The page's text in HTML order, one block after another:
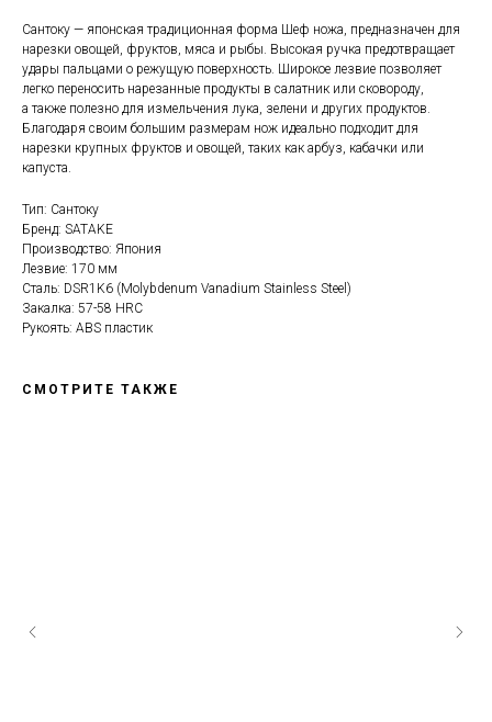
Сантоку — японская традиционная форма Шеф ножа, предназначен для
нарезки овощей, фруктов, мяса и рыбы. Высокая ручка предотвращает
удары пальцами о режущую поверхность. Широкое лезвие позволяет
легко переносить нарезанные продукты в салатник или сковороду,
а также полезно для измельчения лука, зелени и других продуктов.
Благодаря своим большим размерам нож идеально подходит для
нарезки крупных фруктов и овощей, таких как арбуз, кабачки или
капуста.
Тип: Сантоку
Бренд: SATAKE
Производство: Япония
Лезвие: 170 мм
Сталь: DSR1K6 (Molybdenum Vanadium Stainless Steel)
Закалка: 57-58 HRC
Рукоять: ABS пластик
СМОТРИТЕ ТАКЖЕ